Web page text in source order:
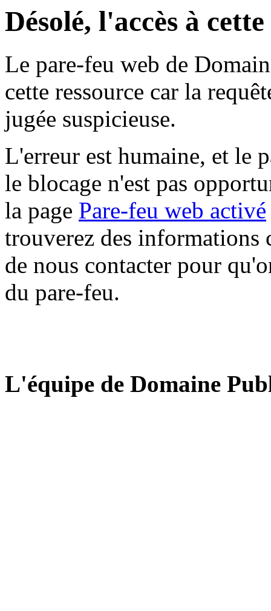
Désolé, l'accès à
Le pare-feu web de
cette ressource car la
jugée suspicieuse.
L'erreur est humaine, et le
le blocage n'est pas
la page Pare-feu web activé
trouverez des informations
de nous contacter pour
du pare-feu.
L'équipe de Domaine